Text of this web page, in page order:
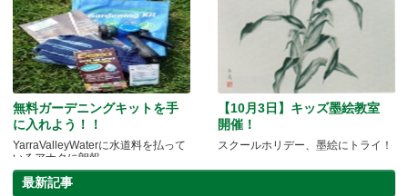
無料ガーデニングキットを手
に入れよう！！
YarraValleyWaterに水道料を払って
いるアナタに朗報
【10月3日】キッズ墨絵教室
開催！
スクールホリデー、墨絵にトライ！
最新記事